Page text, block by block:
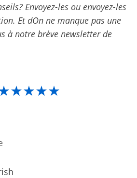
Envoyez-les ou envoyez-les
Et dOn ne manque pas une
à notre brève newsletter de